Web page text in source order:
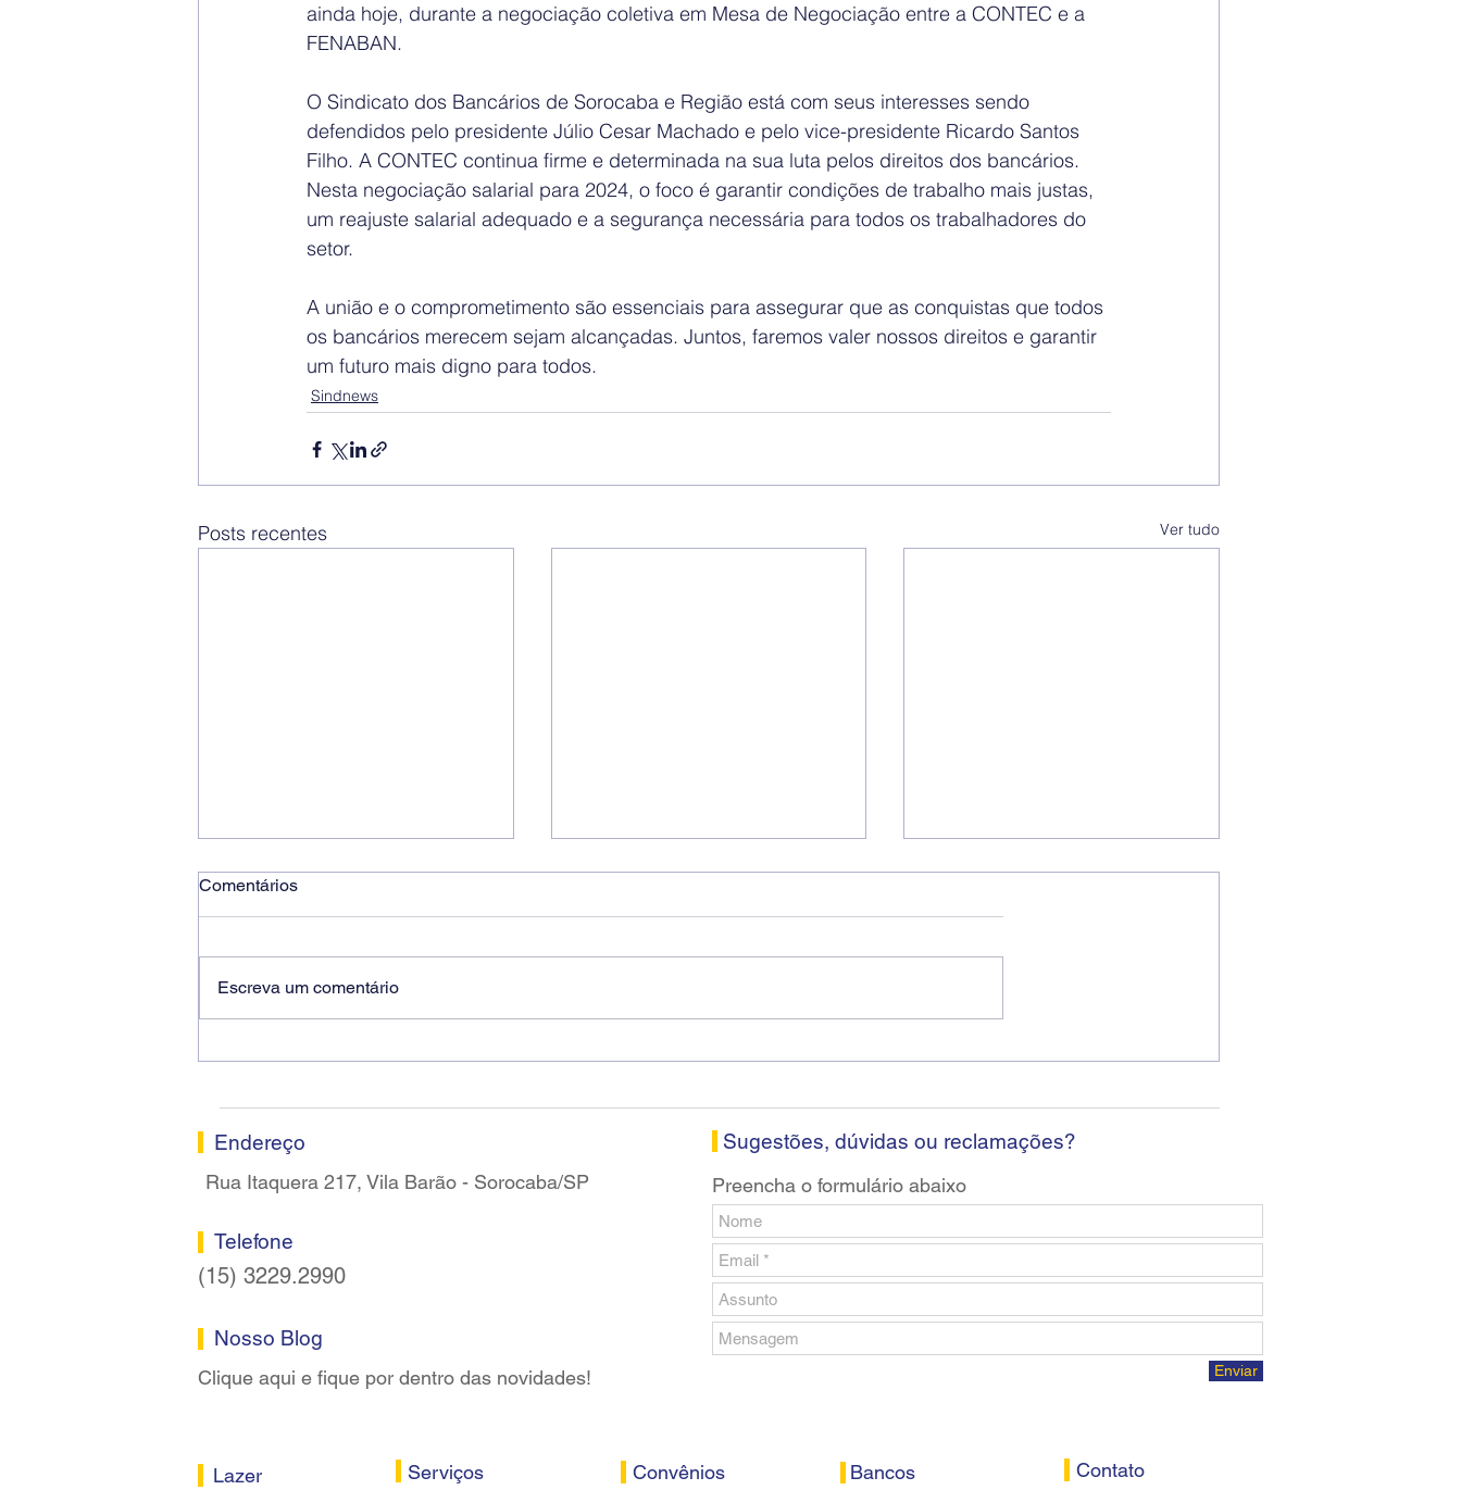
ainda hoje, durante a negociação coletiva em Mesa de Negociação entre a CONTEC e a
FENABAN.
O Sindicato dos Bancários de Sorocaba e Região está com seus interesses sendo
defendidos pelo presidente Júlio Cesar Machado e pelo vice-presidente Ricardo Santos
Filho. A CONTEC continua firme e determinada na sua luta pelos direitos dos bancários.
Nesta negociação salarial para 2024, o foco é garantir condições de trabalho mais justas,
um reajuste salarial adequado e a segurança necessária para todos os trabalhadores do
setor.
A união e o comprometimento são essenciais para assegurar que as conquistas que todos
os bancários merecem sejam alcançadas. Juntos, faremos valer nossos direitos e garantir
um futuro mais digno para todos.
Sindnews
Posts recentes Ver tudo
Comentários
Escreva um comentário
Endereço
Rua Itaquera 217, Vila Barão - Sorocaba/SP
Telefone
(15) 3229.2990
Nosso Blog
Clique aqui e fique por dentro das novidades!
Lazer Serviços
Sugestões, dúvidas ou reclamações?
Preencha o formulário abaixo
Enviar
Convênios Bancos Contato